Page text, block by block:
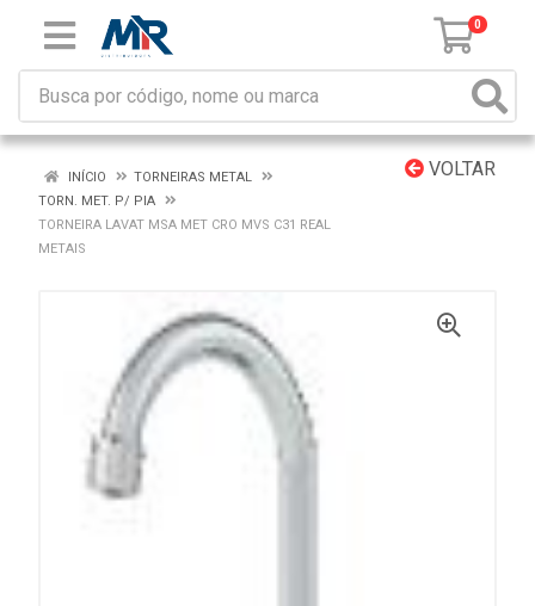
0
VOLTAR
INÍCIO
TORNEIRAS METAL
TORN. MET. P/ PIA
TORNEIRA LAVAT MSA MET CRO MVS C31 REAL
METAIS